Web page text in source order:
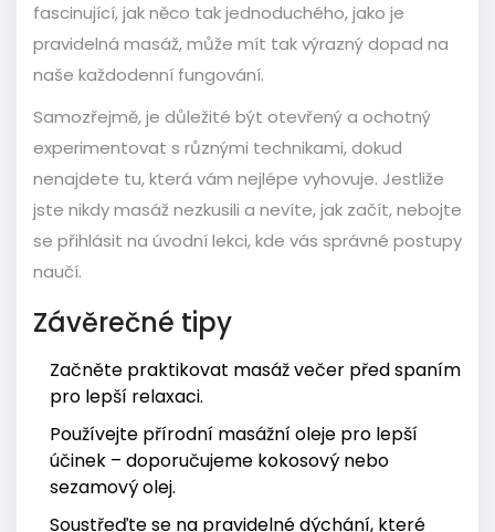
fascinující, jak něco tak jednoduchého, jako je
pravidelná masáž, může mít tak výrazný dopad na
naše každodenní fungování.
Samozřejmě, je důležité být otevřený a ochotný
experimentovat s různými technikami, dokud
nenajdete tu, která vám nejlépe vyhovuje. Jestliže
jste nikdy masáž nezkusili a nevíte, jak začít, nebojte
se přihlásit na úvodní lekci, kde vás správné postupy
naučí.
Závěrečné tipy
Začněte praktikovat masáž večer před spaním
pro lepší relaxaci.
Používejte přírodní masážní oleje pro lepší
účinek – doporučujeme kokosový nebo
sezamový olej.
Soustřeďte se na pravidelné dýchání, které